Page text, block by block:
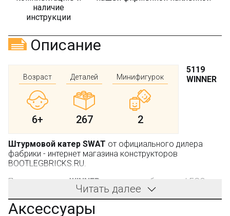
наличие
инструкции
Описание
Возраст
6+
Деталей
267
Минифигурок
2
5119
WINNER
Штурмовой катер SWAT от официального дилера
фабрики - интернет магазина конструкторов
BOOTLEGBRICKS.RU.
Производитель: WINNER , не является брендом LEGO.
Производитель - фабрика WINNER (не LEGO). Компания
производит качественные конструкторы. Детали имеют
Читать далее
Аксессуары